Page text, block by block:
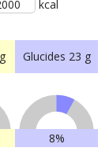
kcal
Glucides 23 g
8%